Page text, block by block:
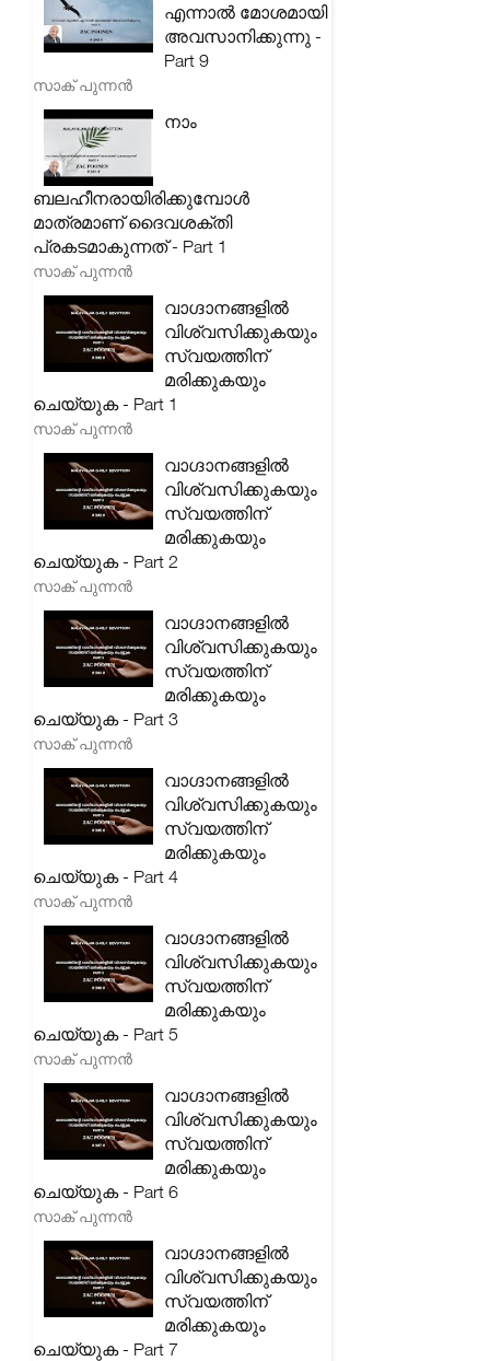
എന്നാൽ മോശമായി
അവസാനിക്കുന്നു -
Part 9
സാക് പുന്നൻ
നാം
ബലഹീനരായിരിക്കുമ്പോൾ
മാത്രമാണ് ദൈവശക്തി
പ്രകടമാകുന്നത് - Part 1
സാക് പുന്നൻ
വാഗ്ദാനങ്ങളിൽ
വിശ്വസിക്കുകയും
സ്വയത്തിന്
മരിക്കുകയും
ചെയ്യുക - Part 1
സാക് പുന്നൻ
വാഗ്ദാനങ്ങളിൽ
വിശ്വസിക്കുകയും
സ്വയത്തിന്
മരിക്കുകയും
ചെയ്യുക - Part 2
സാക് പുന്നൻ
വാഗ്ദാനങ്ങളിൽ
വിശ്വസിക്കുകയും
സ്വയത്തിന്
മരിക്കുകയും
ചെയ്യുക - Part 3
സാക് പുന്നൻ
വാഗ്ദാനങ്ങളിൽ
വിശ്വസിക്കുകയും
സ്വയത്തിന്
മരിക്കുകയും
ചെയ്യുക - Part 4
സാക് പുന്നൻ
വാഗ്ദാനങ്ങളിൽ
വിശ്വസിക്കുകയും
സ്വയത്തിന്
മരിക്കുകയും
ചെയ്യുക - Part 5
സാക് പുന്നൻ
വാഗ്ദാനങ്ങളിൽ
വിശ്വസിക്കുകയും
സ്വയത്തിന്
മരിക്കുകയും
ചെയ്യുക - Part 6
സാക് പുന്നൻ
വാഗ്ദാനങ്ങളിൽ
വിശ്വസിക്കുകയും
സ്വയത്തിന്
മരിക്കുകയും
ചെയ്യുക - Part 7